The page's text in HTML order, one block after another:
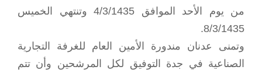
من يوم الأحد الموافق 4/3/1435 وتنتهي الخميس
8/3/1435.
وتمنى عدنان مندورة الأمين العام للغرفة التجارية
الصناعية في جدة التوفيق لكل المرشحين وأن تتم